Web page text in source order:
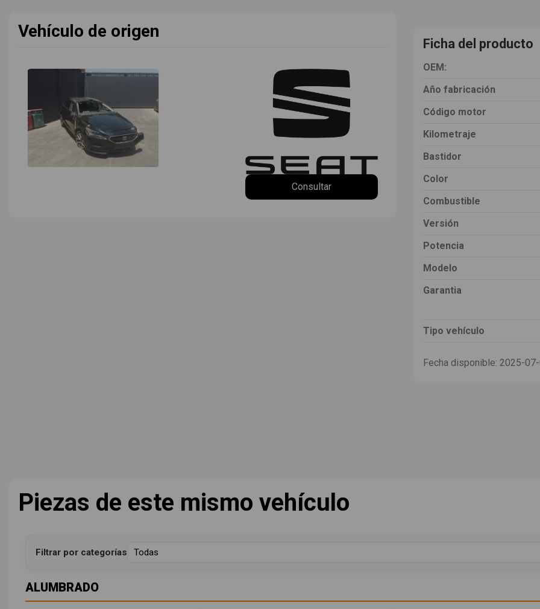
Vehículo de origen
Consultar
Ficha del producto
OEM:
Año fabricación
Código motor
Kilometraje
Bastidor
Color
Combustible
Versión
Potencia
Modelo
Garantia
Tipo vehículo
Fecha disponible: 2025-
Piezas de este mismo vehículo
Filtrar por categorías
ALUMBRADO